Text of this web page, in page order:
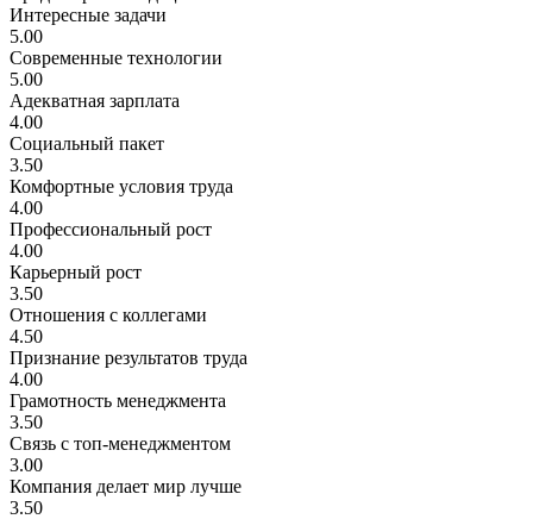
Интересные задачи
5.00
Современные технологии
5.00
Адекватная зарплата
4.00
Социальный пакет
3.50
Комфортные условия труда
4.00
Профессиональный рост
4.00
Карьерный рост
3.50
Отношения с коллегами
4.50
Признание результатов труда
4.00
Грамотность менеджмента
3.50
Связь с топ-менеджментом
3.00
Компания делает мир лучше
3.50